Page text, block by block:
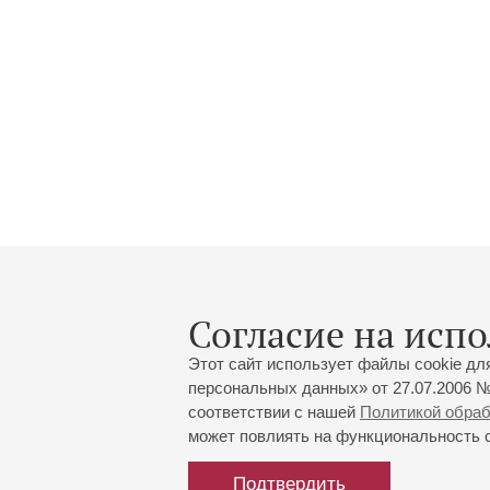
Согласие на
Этот сайт использует файлы cookie
персональных данных» от 27.07.2006
соответствии с нашей Политикой
может повлиять на функциональность
Подтвердить